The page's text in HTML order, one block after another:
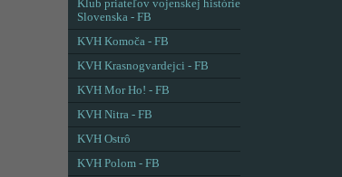
Klub priateľov vojenskej histórie
Slovenska - FB
KVH Komoča - FB
KVH Krasnogvardejci - FB
KVH Mor Ho! - FB
KVH Nitra - FB
KVH Ostrô
KVH Polom - FB